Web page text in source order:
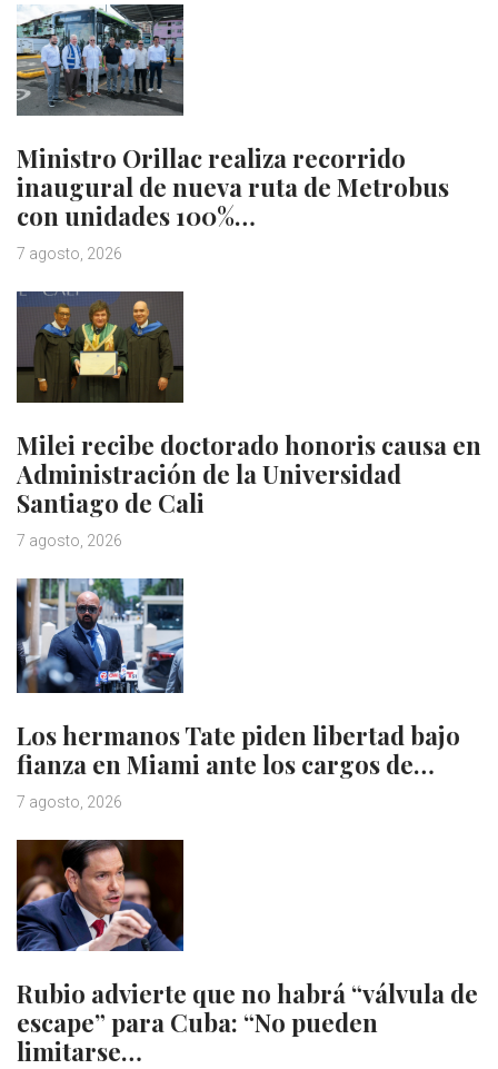
Ministro Orillac realiza recorrido
inaugural de nueva ruta de Metrobus
con unidades 100%…
7 agosto, 2026
Milei recibe doctorado honoris causa en
Administración de la Universidad
Santiago de Cali
7 agosto, 2026
Los hermanos Tate piden libertad bajo
fianza en Miami ante los cargos de…
7 agosto, 2026
Rubio advierte que no habrá “válvula de
escape” para Cuba: “No pueden
limitarse…